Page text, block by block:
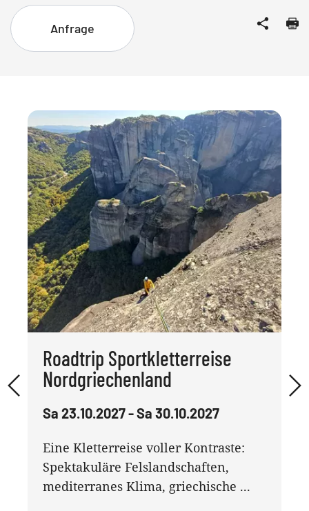
Anfrage
Roadtrip Sportkletterreise
Nordgriechenland
Sa 23.10.2027 - Sa 30.10.2027
Eine Kletterreise voller Kontraste:
Spektakuläre Felslandschaften,
mediterranes Klima, griechische ...